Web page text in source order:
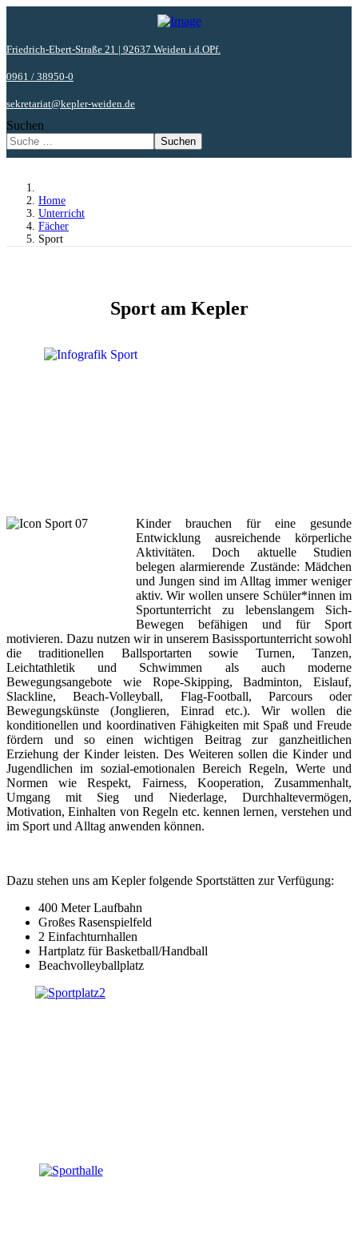
Friedrich-Ebert-Straße 21 | 92637 Weiden i.d.OPf.
0961 / 38950-0
sekretariat@kepler-weiden.de
Suchen
Suchen
Home
Unterricht
Fächer
Sport
Sport am Kepler
Kinder brauchen für eine gesunde
Entwicklung ausreichende körperliche
Aktivitäten. Doch aktuelle Studien
belegen alarmierende Zustände: Mädchen
und Jungen sind im Alltag immer weniger
aktiv. Wir wollen unsere Schüler*innen im
Sportunterricht zu lebenslangem Sich-
Bewegen befähigen und für Sport
motivieren. Dazu nutzen wir in unserem Basissportunterricht sowohl
die traditionellen Ballsportarten sowie Turnen, Tanzen,
Leichtathletik und Schwimmen als auch moderne
Bewegungsangebote wie Rope-Skipping, Badminton, Eislauf,
Slackline, Beach-Volleyball, Flag-Football, Parcours oder
Bewegungskünste (Jonglieren, Einrad etc.). Wir wollen die
konditionellen und koordinativen Fähigkeiten mit Spaß und Freude
fördern und so einen wichtigen Beitrag zur ganzheitlichen
Erziehung der Kinder leisten. Des Weiteren sollen die Kinder und
Jugendlichen im sozial-emotionalen Bereich Regeln, Werte und
Normen wie Respekt, Fairness, Kooperation, Zusammenhalt,
Umgang mit Sieg und Niederlage, Durchhaltevermögen,
Motivation, Einhalten von Regeln etc. kennen lernen, verstehen und
im Sport und Alltag anwenden können.
Dazu stehen uns am Kepler folgende Sportstätten zur Verfügung:
400 Meter Laufbahn
Großes Rasenspielfeld
2 Einfachturnhallen
Hartplatz für Basketball/Handball
Beachvolleyballplatz